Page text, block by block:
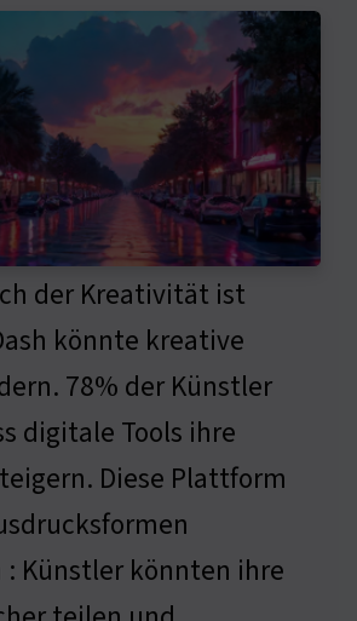
der Kreativität ist
könnte kreative
78% der Künstler
digitale Tools ihre
Diese Plattform
Künstler könnten ihre